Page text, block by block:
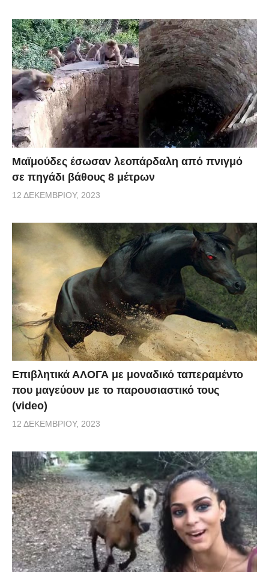
Μαϊμούδες έσωσαν λεοπάρδαλη από πνιγμό
σε πηγάδι βάθους 8 μέτρων
12 ΔΕΚΕΜΒΡΊΟΥ, 2023
Επιβλητικά ΑΛΟΓΑ με μοναδικό ταπεραμέντο
που μαγεύουν με το παρουσιαστικό τους
(video)
12 ΔΕΚΕΜΒΡΊΟΥ, 2023